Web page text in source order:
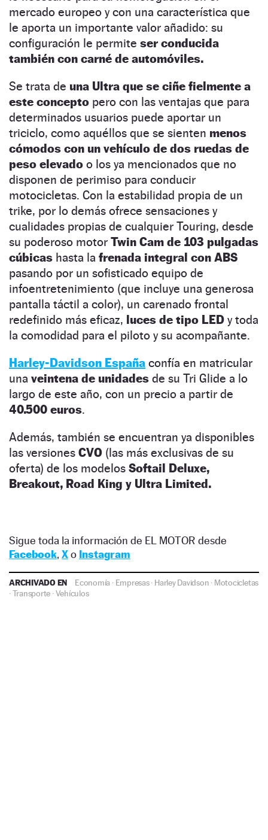
mercado europeo y con una característica que
le aporta un importante valor añadido: su
configuración le permite ser conducida
también con carné de automóviles.
Se trata de una Ultra que se ciñe fielmente a
este concepto pero con las ventajas que para
determinados usuarios puede aportar un
triciclo, como aquéllos que se sienten menos
cómodos con un vehículo de dos ruedas de
peso elevado o los ya mencionados que no
disponen de perimiso para conducir
motocicletas. Con la estabilidad propia de un
trike, por lo demás ofrece sensaciones y
cualidades propias de cualquier Touring, desde
su poderoso motor Twin Cam de 103 pulgadas
cúbicas hasta la frenada integral con ABS
pasando por un sofisticado equipo de
infoentretenimiento (que incluye una generosa
pantalla táctil a color), un carenado frontal
redefinido más eficaz, luces de tipo LED y toda
la comodidad para el piloto y su acompañante.
Harley-Davidson España confía en matricular
una veintena de unidades de su Tri Glide a lo
largo de este año, con un precio a partir de
40.500 euros.
Además, también se encuentran ya disponibles
las versiones CVO (las más exclusivas de su
oferta) de los modelos Softail Deluxe,
Breakout, Road King y Ultra Limited.
Sigue toda la información de EL MOTOR desde
Facebook, Xo Instagram
ARCHIVADO EN Economía · Empresas· Harley Davidson · Motocicletas
·Transporte ·Vehículos